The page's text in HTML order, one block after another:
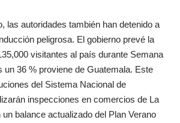
las autoridades también han detenido a
peligrosa. El gobierno prevé la
visitantes al país durante Semana
un 36 % proviene de Guatemala. Este
del Sistema Nacional de
inspecciones en comercios de La
balance actualizado del Plan Verano